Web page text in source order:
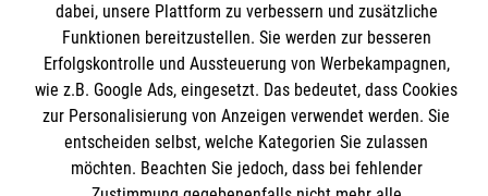
Mitarbeiten
Wir Malteser
Kontakt
Impressum
Datenschutz
Malteser online
Malteserorden
dabei, unsere Plattform zu verbessern und zusätzliche
Funktionen bereitzustellen. Sie werden zur besseren
Erfolgskontrolle und Aussteuerung von Werbekampagnen,
wie z.B. Google Ads, eingesetzt. Das bedeutet, dass Cookies
zur Personalisierung von Anzeigen verwendet werden. Sie
entscheiden selbst, welche Kategorien Sie zulassen
möchten. Beachten Sie jedoch, dass bei fehlender